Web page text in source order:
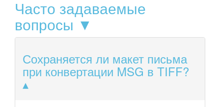
Часто задаваемые
вопросы ▼
Сохраняется ли макет письма
при конвертации MSG в TIFF?